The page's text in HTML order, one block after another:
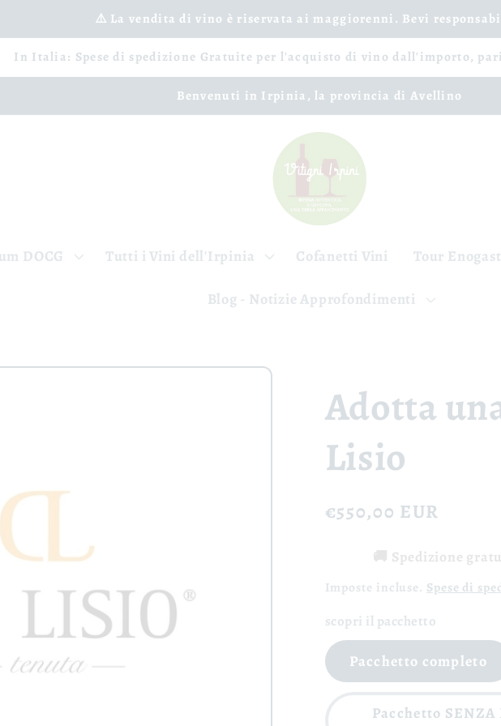
⚠️ La vendita di vino è riservata ai maggiorenni. Bevi
In Italia: Spese di spedizione Gratuite per l'acquisto di vino dall'importo,
Benvenuti in Irpinia, la provincia di Avellino
DOCG Tutti i Vini dell'Irpinia Cofanetti Vini Tour
Blog - Notizie Approfondimenti
Adotta
Lisio
Prezzo
listino
€550,00 EUR
🚚 Spedizione
Imposte incluse. Spese di
scopri il pacchetto
Pacchetto completo
Pacchetto